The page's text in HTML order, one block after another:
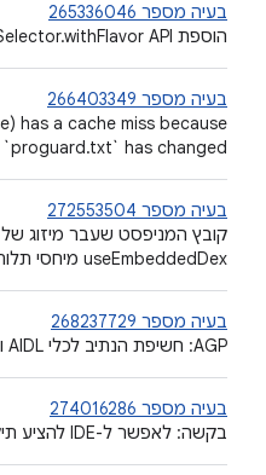
בעיה מספר 265336046
הוספת VariantSelector.withFlavor API שלא משתמש ב-kotlin.Pair
בעיה מספר 266403349
has a cache miss because
`proguard.txt` has changed
בעיה מספר 272553504
useEmbeddedDex מיחסי תלות
בעיה מספר 268237729
‫AGP: חשיפת הנתיב לכלי AIDL ולקובץ AIDL של המסגרת כ-API ציבורי
בעיה מספר 274016286
בקשה: לאפשר ל-IDE להציע תיקון לבעיה 'PermittedSubclasses requires ASM9'